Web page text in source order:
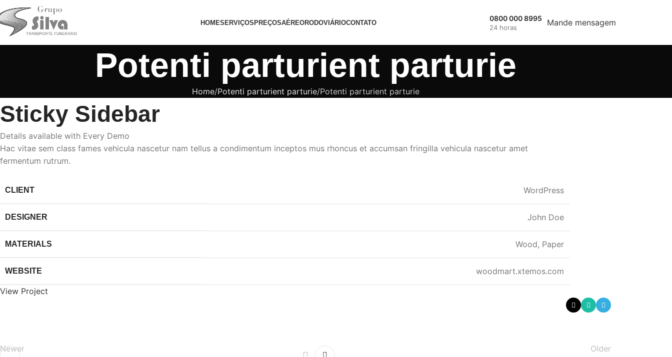
HOMESERVIÇOSPREÇOSAÉREORODOVIÁRIOCONTATO
0800 000 8995
24 horas Mande mensagem
Potenti parturient parturie
Home Potenti parturient parturie Potenti parturient parturie
Sticky Sidebar
Details available with Every Demo
Hac vitae sem class fames vehicula nascetur nam tellus a condimentum inceptos mus rhoncus et accumsan fringilla vehicula nascetur amet
fermentum rutrum.
CLIENT WordPress
DESIGNER John Doe
MATERIALS Wood, Paper
WEBSITE
woodmart.xtemos.com
View Project
Newer Older